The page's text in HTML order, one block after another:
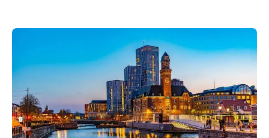
Välj tillvägagångssätt